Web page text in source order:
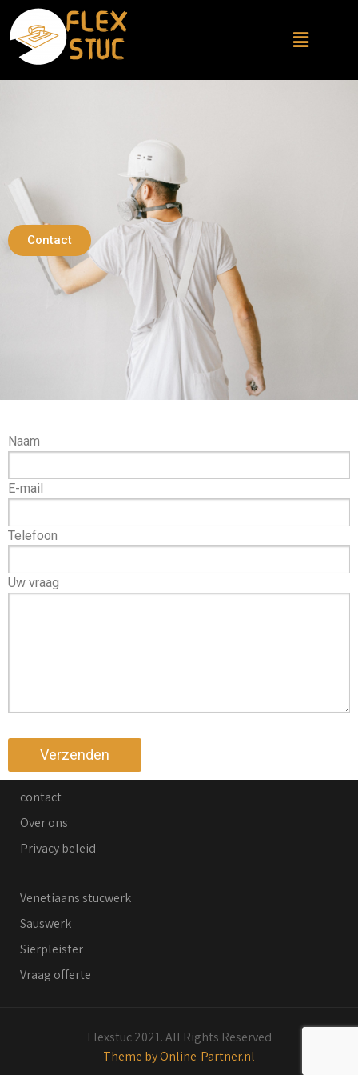
Contact
Naam
E-mail
Telefoon
Uw vraag
contact
Over ons
Privacy beleid
Venetiaans stucwerk
Sauswerk
Sierpleister
Vraag offerte
Flexstuc 2021. All Rights Reserved
Theme by Online-Partner.nl